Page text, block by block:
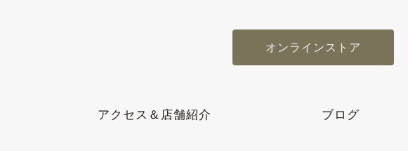
オンラインストア
アクセス＆店舗紹介 ブログ